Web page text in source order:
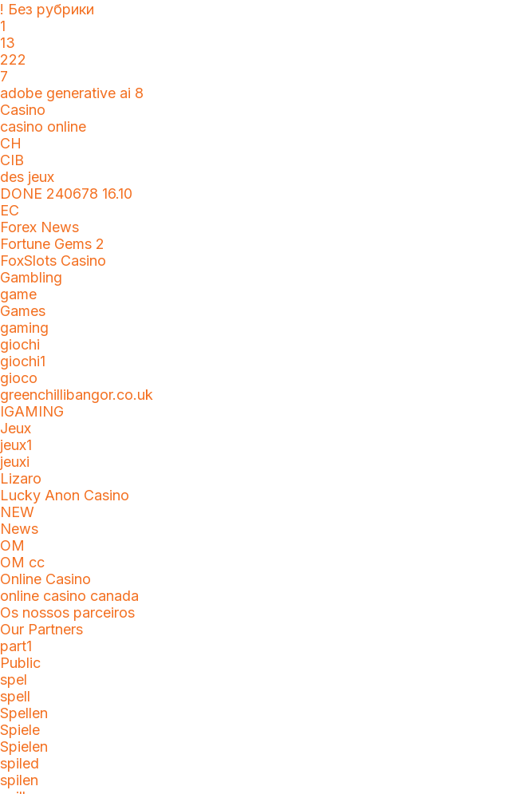
! Без рубрики
1
13
222
7
adobe generative ai 8
Casino
casino online
CH
CIB
des jeux
DONE 240678 16.10
EC
Forex News
Fortune Gems 2
FoxSlots Casino
Gambling
game
Games
gaming
giochi
giochi1
gioco
greenchillibangor.co.uk
IGAMING
Jeux
jeux1
jeuxi
Lizaro
Lucky Anon Casino
NEW
News
OM
OM cc
Online Casino
online casino canada
Os nossos parceiros
Our Partners
part1
Public
spel
spell
Spellen
Spiele
Spielen
spiled
spilen